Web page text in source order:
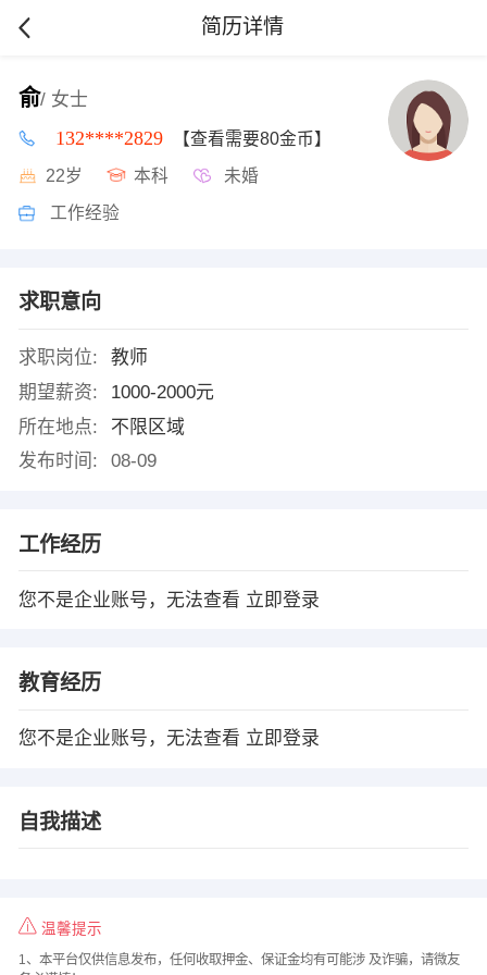
简历详情
俞/ 女士
132****2829 【查看需要80金币】
22岁 本科 未婚
工作经验
求职意向
求职岗位:
教师
期望薪资:
1000-2000元
所在地点:
不限区域
发布时间:
08-09
工作经历
您不是企业账号，无法查看 立即登录
教育经历
您不是企业账号，无法查看 立即登录
自我描述
温馨提示
1、本平台仅供信息发布，任何收取押金、保证金均有可能涉 及诈骗，请微友